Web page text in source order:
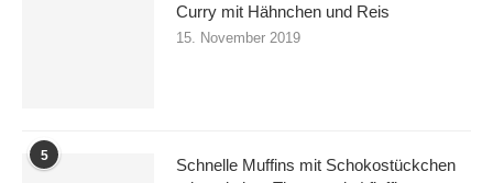
Curry mit Hähnchen und Reis
15. November 2019
5
Schnelle Muffins mit Schokostückchen